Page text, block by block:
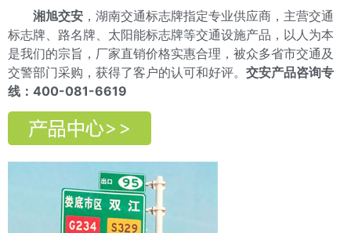
湘旭交安 ，湖南交通标志牌指定专业供应商，主营交通
标志牌、路名牌、太阳能标志牌等交通设施产品，以人为本
是我们的宗旨，厂家直销价格实惠合理，被众多省市交通及
交警部门采购，获得了客户的认可和好评。 交安产品咨询专
线：400-081-6619